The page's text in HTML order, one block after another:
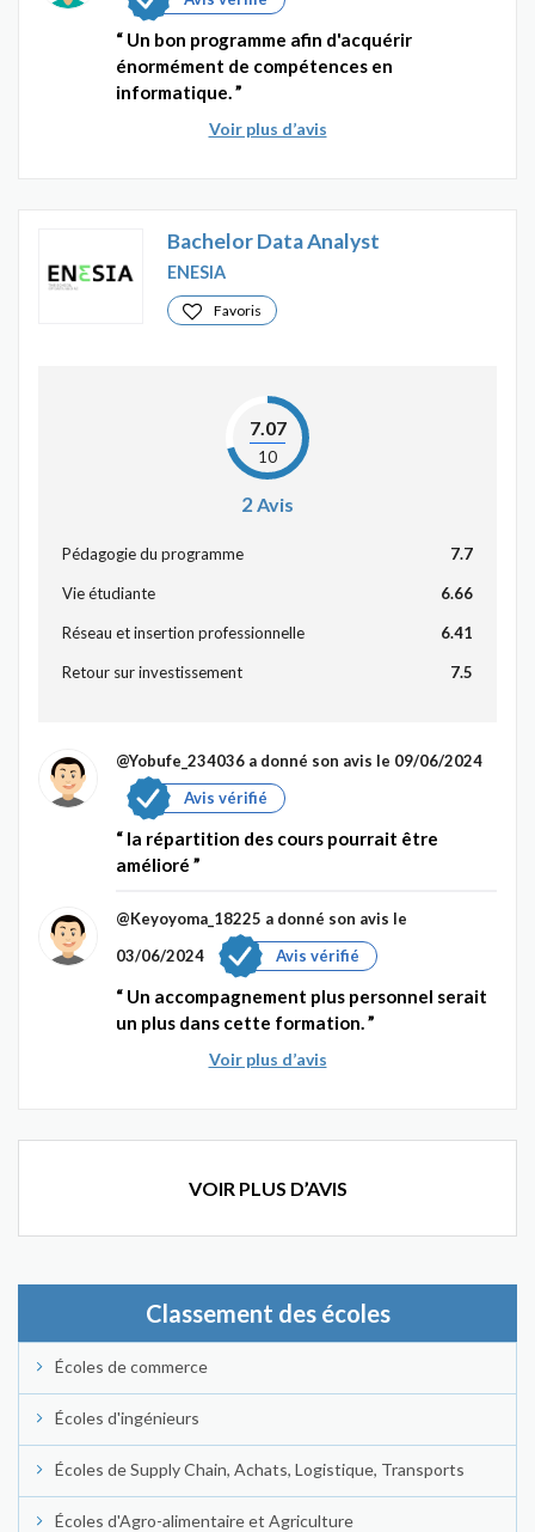
Un bon programme afin d'acquérir
énormément de compétences en
informatique.
Voir plus d’avis
Bachelor Data Analyst
ENESIA
Favoris
7.07
10
2Avis
Pédagogie du programme 7.7
Vie étudiante 6.66
Réseau et insertion professionnelle 6.41
Retour sur investissement 7.5
@Yobufe_234036 a donné son avis le 09/06/2024
Avis vérifié
la répartition des cours pourrait être
amélioré
@Keyoyoma_18225 a donné son avis le
03/06/2024
Avis vérifié
Un accompagnement plus personnel serait
un plus dans cette formation.
Voir plus d’avis
VOIR PLUS D’AVIS
Classement des écoles
Écoles de commerce
Écoles d'ingénieurs
Écoles de Supply Chain, Achats, Logistique, Transports
Écoles d'Agro-alimentaire et Agriculture